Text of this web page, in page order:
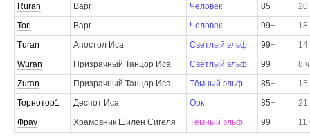
Ruran
Варг Человек 85+
20
Torl
Варг Человек 99+
18
Turan
Апостол Иса Светлый эльф 99+
14
Wuran
Призрачный Танцор Иса Светлый эльф 99+
8
Zuran
Призрачный Танцор Иса Тёмный эльф 85+
15
Торнотор1
Деспот Иса Орк 85+
21
Фрау
Храмовник Шилен Сигеля Тёмный эльф 99+ 11